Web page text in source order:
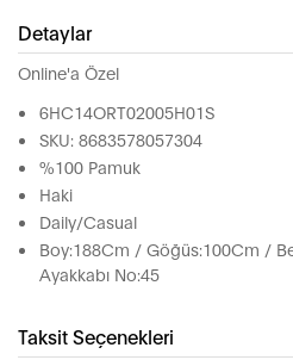
Detaylar
Online'a Özel
6HC14ORT02005H01S
SKU: 8683578057304
%100 Pamuk
Haki
Daily/Casual
Boy:188Cm / Göğüs:100Cm /
Ayakkabı No:45
Taksit Seçenekleri